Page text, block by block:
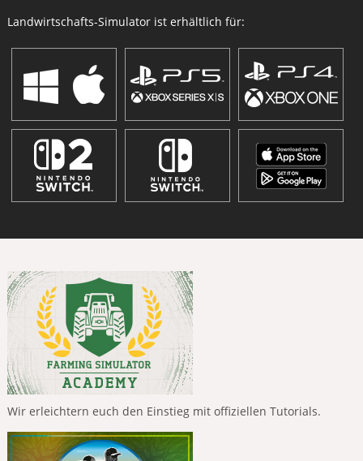
Landwirtschafts-Simulator ist erhältlich für:
Wir erleichtern euch den Einstieg mit offiziellen Tutorials.